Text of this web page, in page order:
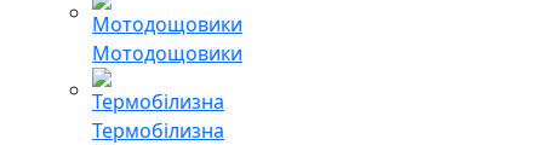
Мотодощовики
Термобілизна